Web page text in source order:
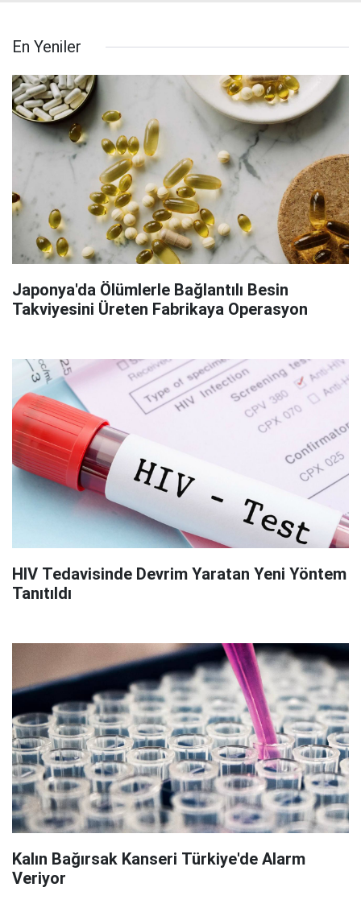
En Yeniler
Japonya'da Ölümlerle Bağlantılı Besin
Takviyesini Üreten Fabrikaya Operasyon
HIV Tedavisinde Devrim Yaratan Yeni Yöntem
Tanıtıldı
Kalın Bağırsak Kanseri Türkiye'de Alarm
Veriyor